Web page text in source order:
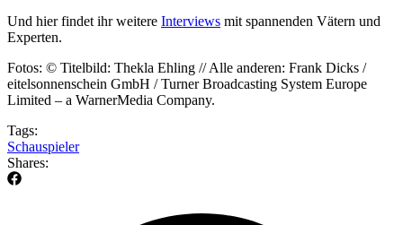
Und hier findet ihr weitere Interviews mit spannenden Vätern und
Experten.
Fotos: © Titelbild: Thekla Ehling // Alle anderen: Frank Dicks /
eitelsonnenschein GmbH / Turner Broadcasting System Europe
Limited – a WarnerMedia Company.
Tags:
Schauspieler
Shares: